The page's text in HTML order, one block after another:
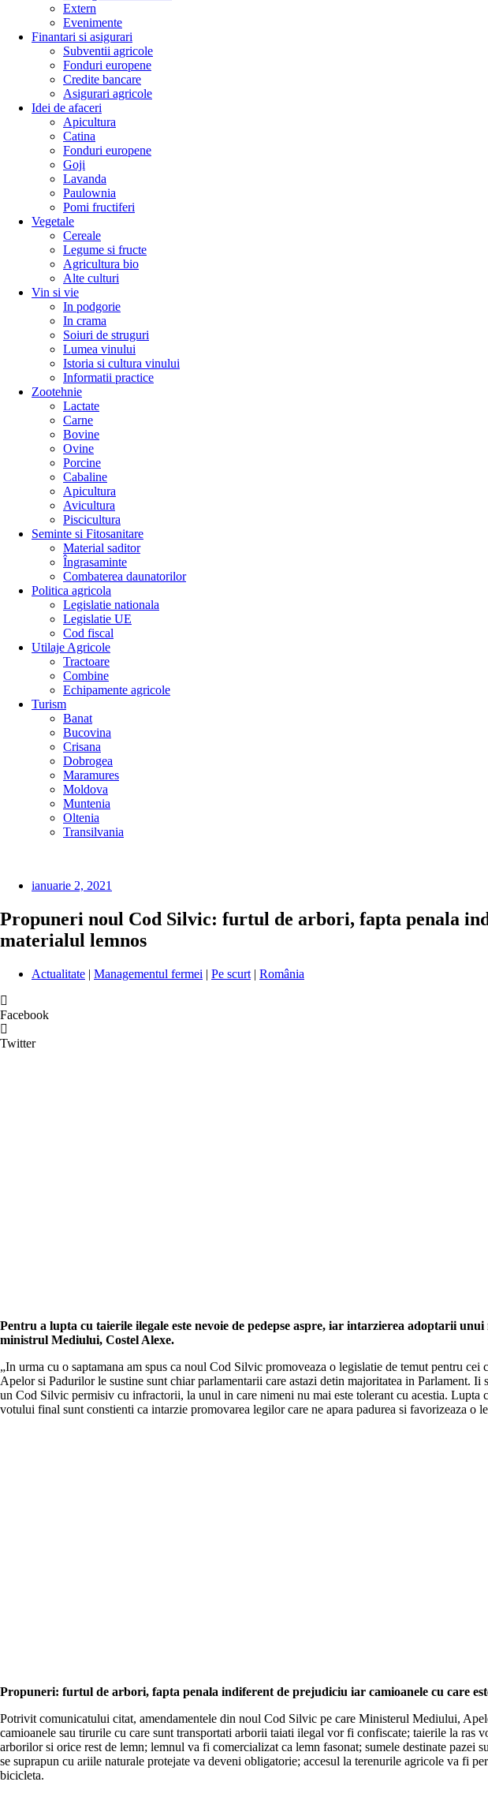
Extern
Evenimente
Finantari si asigurari
Subventii agricole
Fonduri europene
Credite bancare
Asigurari agricole
Idei de afaceri
Apicultura
Catina
Fonduri europene
Goji
Lavanda
Paulownia
Pomi fructiferi
Vegetale
Cereale
Legume si fructe
Agricultura bio
Alte culturi
Vin si vie
In podgorie
In crama
Soiuri de struguri
Lumea vinului
Istoria si cultura vinului
Informatii practice
Zootehnie
Lactate
Carne
Bovine
Ovine
Porcine
Cabaline
Apicultura
Avicultura
Piscicultura
Seminte si Fitosanitare
Material saditor
Îngrasaminte
Combaterea daunatorilor
Politica agricola
Legislatie nationala
Legislatie UE
Cod fiscal
Utilaje Agricole
Tractoare
Combine
Echipamente agricole
Turism
Banat
Bucovina
Crisana
Dobrogea
Maramures
Moldova
Muntenia
Oltenia
Transilvania
ianuarie 2, 2021
Propuneri noul Cod Silvic: furtul de arbori, fapta penala
materialul lemnos
Actualitate | Managementul fermei | Pe scurt | România
Facebook
Twitter
Pentru a lupta cu taierile ilegale este nevoie de pedepse aspre, iar intarzierea adoptarii
ministrul Mediului, Costel Alexe.
„In urma cu o saptamana am spus ca noul Cod Silvic promoveaza o legislatie de temut pentru
Apelor si Padurilor le sustine sunt chiar parlamentarii care astazi detin majoritatea in Parlament.
un Cod Silvic permisiv cu infractorii, la unul in care nimeni nu mai este tolerant cu acestia. Lupta
votului final sunt constienti ca intarzie promovarea legilor care ne apara padurea si favorizeaza o
Propuneri: furtul de arbori, fapta penala indiferent de prejudiciu iar camioanele cu care
Potrivit comunicatului citat, amendamentele din noul Cod Silvic pe care Ministerul Mediului,
camioanele sau tirurile cu care sunt transportati arborii taiati ilegal vor fi confiscate; taierile la
arborilor si orice rest de lemn; lemnul va fi comercializat ca lemn fasonat; sumele destinate pazei
se suprapun cu ariile naturale protejate va deveni obligatorie; accesul la terenurile agricole va fi
bicicleta.